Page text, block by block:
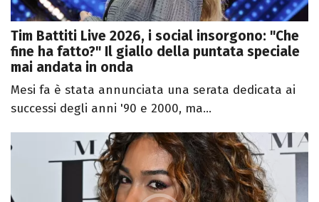
Tim Battiti Live 2026, i social insorgono: "Che
fine ha fatto?" Il giallo della puntata speciale
mai andata in onda
Mesi fa è stata annunciata una serata dedicata ai
successi degli anni '90 e 2000, ma...